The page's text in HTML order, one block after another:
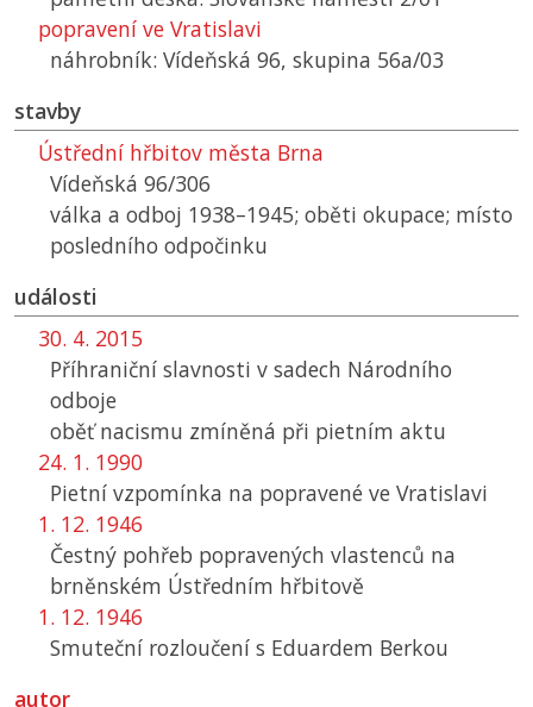
popravení ve Vratislavi
náhrobník: Vídeňská 96, skupina 56a/03
stavby
Ústřední hřbitov města Brna
Vídeňská 96/306
válka a odboj 1938–1945; oběti okupace; místo
posledního odpočinku
události
30. 4. 2015
Příhraniční slavnosti v sadech Národního
odboje
oběť nacismu zmíněná při pietním aktu
24. 1. 1990
Pietní vzpomínka na popravené ve Vratislavi
1. 12. 1946
Čestný pohřeb popravených vlastenců na
brněnském Ústředním hřbitově
1. 12. 1946
Smuteční rozloučení s Eduardem Berkou
autor